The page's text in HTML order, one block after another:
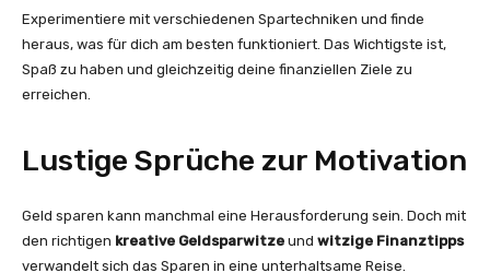
Experimentiere mit verschiedenen Spartechniken und finde
heraus, was für dich am besten funktioniert. Das Wichtigste ist,
Spaß zu haben und gleichzeitig deine finanziellen Ziele zu
erreichen.
Lustige Sprüche zur Motivation
Geld sparen kann manchmal eine Herausforderung sein. Doch mit
den richtigen kreative Geldsparwitze und witzige Finanztipps
verwandelt sich das Sparen in eine unterhaltsame Reise.